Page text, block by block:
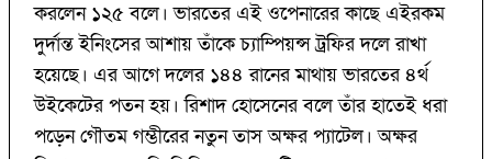
করলেন ১২৫ বলে। ভারতের এই ওপেনারের কাছে এইরকম
দুর্দান্ত ইনিংসের আশায় তাঁকে চ্যাম্পিয়ন্স ট্রফির দলে রাখা
হয়েছে। এর আগে দলের ১৪৪ রানের মাথায় ভারতের ৪র্থ
উইকেটের পতন হয়। রিশাদ হোসেনের বলে তাঁর হাতেই ধরা
পড়েন গৌতম গম্ভীরের নতুন তাস অক্ষর প্যাটেল। অক্ষর